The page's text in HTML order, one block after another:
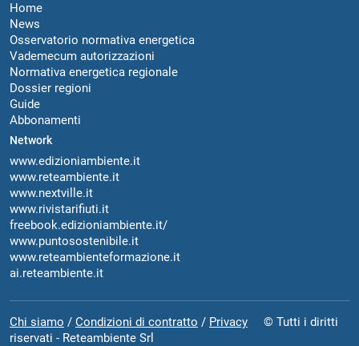
Home
News
Osservatorio normativa energetica
Vademecum autorizzazioni
Normativa energetica regionale
Dossier regioni
Guide
Abbonamenti
Network
www.edizioniambiente.it
www.reteambiente.it
www.nextville.it
www.rivistarifiuti.it
freebook.edizioniambiente.it/
www.puntosostenibile.it
www.reteambienteformazione.it
ai.reteambiente.it
Chi siamo / Condizioni di contratto / Privacy © Tutti i diritti
riservati - Reteambiente Srl